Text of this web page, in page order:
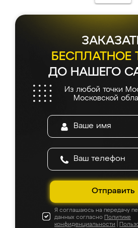
БЕСПЛАТНОЕ
ДО НАШЕГО
Из любой точки
Московской
Отправить
Я соглашаюсь на передачу
данных согласно Политике
конфиденциальности